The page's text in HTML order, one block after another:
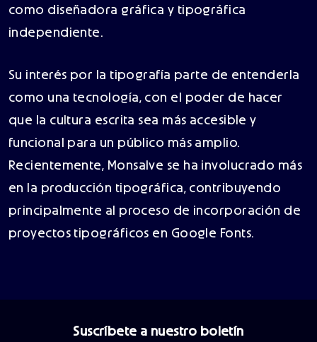
como diseñadora gráfica y tipográfica
independiente.
Su interés por la tipografía parte de entenderla
como una tecnología, con el poder de hacer
que la cultura escrita sea más accesible y
funcional para un público más amplio.
Recientemente, Monsalve se ha involucrado más
en la producción tipográfica, contribuyendo
principalmente al proceso de incorporación de
proyectos tipográficos en Google Fonts.
Suscríbete a nuestro boletín